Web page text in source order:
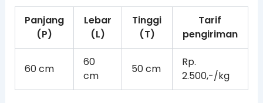
Panjang
(P)
Lebar
(L)
Tinggi
(T)
Tarif
pengiriman
60 cm
60
cm
50 cm
Rp.
2.500,-/kg